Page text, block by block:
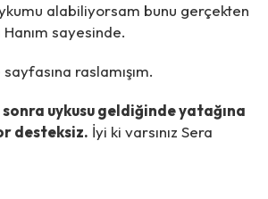
alabiliyorsam bunu gerçekten
sayesinde.
sayfasına raslamışım.
sonra uykusu geldiğinde yatağına
desteksiz. İyi ki varsınız Sera